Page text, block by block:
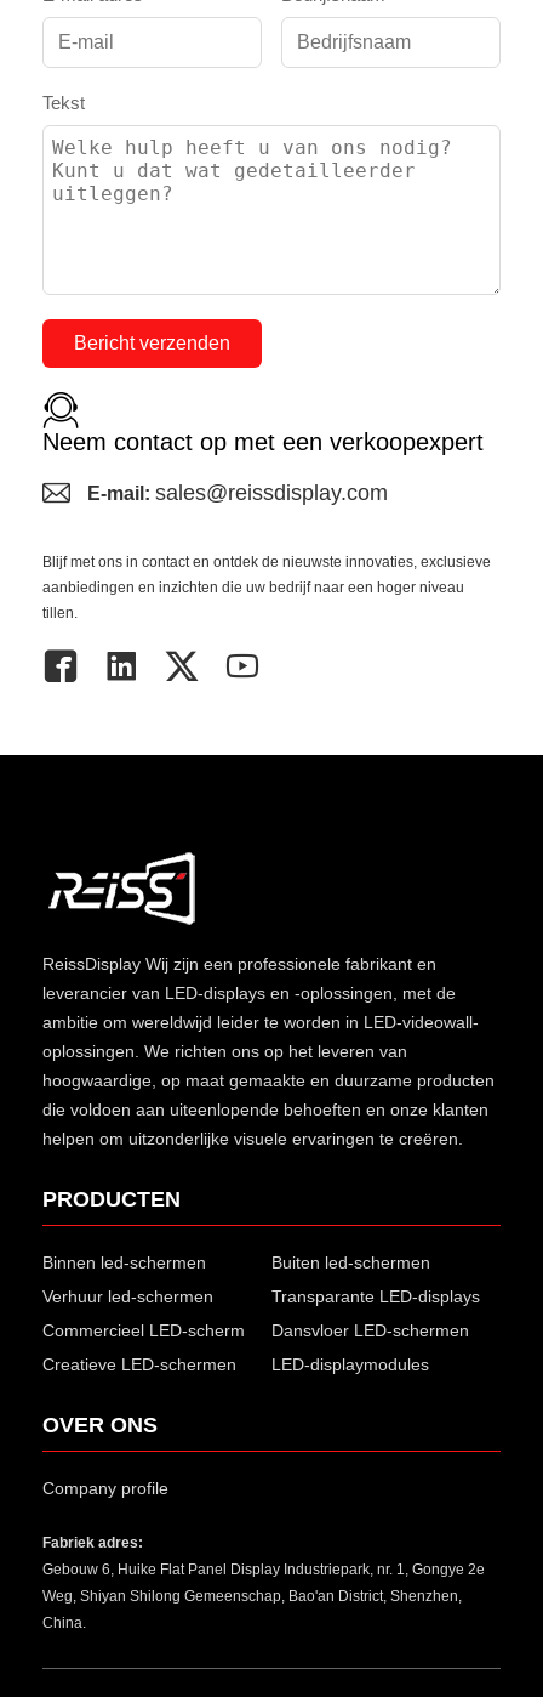
Tekst
Bericht verzenden
Neem contact op met een verkoopexpert
E-mail: sales@reissdisplay.com
Blijf met ons in contact en ontdek de nieuwste innovaties, exclusieve
aanbiedingen en inzichten die uw bedrijf naar een hoger niveau
tillen.
ReissDisplayWij zijn een professionele fabrikant en
leverancier van LED-displays en -oplossingen, met de
ambitie om wereldwijd leider te worden in LED-videowall-
oplossingen. We richten ons op het leveren van
hoogwaardige, op maat gemaakte en duurzame producten
die voldoen aan uiteenlopende behoeften en onze klanten
helpen om uitzonderlijke visuele ervaringen te creëren.
PRODUCTEN
Binnen led-schermen
Buiten led-schermen
Verhuur led-schermen
Transparante LED-displays
Commercieel LED-scherm
Dansvloer LED-schermen
Creatieve LED-schermen
LED-displaymodules
OVER ONS
Company profile
Fabriek adres:
Gebouw 6, Huike Flat Panel Display Industriepark, nr. 1, Gongye 2e
Weg, Shiyan Shilong Gemeenschap, Bao'an District, Shenzhen,
China.